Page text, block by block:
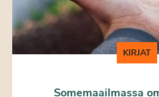
KIRJAT
Somemaailmassa